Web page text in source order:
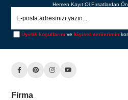
Hemen Kayıt Ol Fırsatlardan
Üyelik koşullarını vekişisel verilerimin
Firma